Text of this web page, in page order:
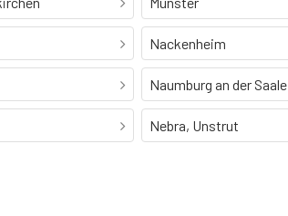
Nackenheim
Naumburg an der Saale
Nebra, Unstrut